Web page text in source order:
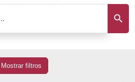
Mostrar filtros